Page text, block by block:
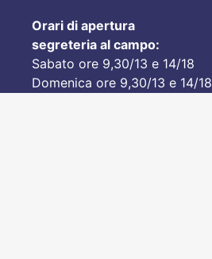
Orari di apertura
segreteria al campo:
Sabato ore 9,30/13 e 14/18
Domenica ore 9,30/13 e 14/18